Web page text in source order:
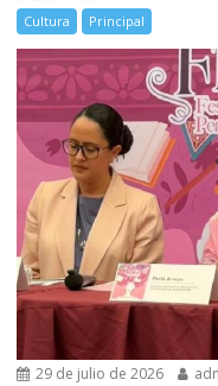
Cultura Principal
29 de julio de 2026